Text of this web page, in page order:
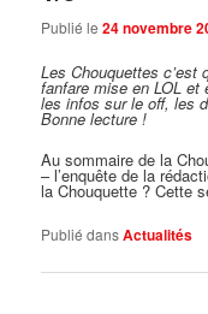
Publié le24 novembre
Les Chouquettes c’est
fanfare mise en LOL
les infos sur le off, les
Bonne lecture !
Au sommaire de la
– l’enquête de la
la Chouquette ? Cette
Publié dansActualités